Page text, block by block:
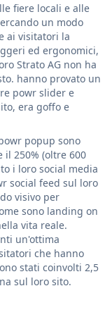
fiere locali e alle
un modo
ai visitatori la
ed ergonomici,
Strato AG non ha
hanno provato un
powr slider e
era goffo e
popup sono
250% (oltre 600
i loro social media
social feed sul loro
visivo per
sono landing on
vita reale.
un'ottima
che hanno
stati coinvolti 2,5
sul loro sito.